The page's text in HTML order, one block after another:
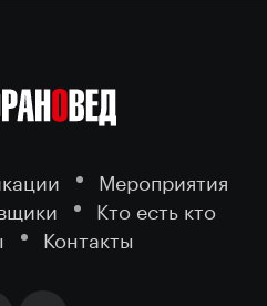
Мероприятия
Кто есть кто
Контакты